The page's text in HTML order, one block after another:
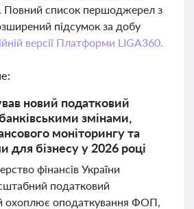
Повний список першоджерел з
підсумок за добу
версії Платформи LIGA360.
новий податковий
змінами,
моніторингу та
для бізнесу у 2026 році
фінансів України
податковий
охоплює оподаткування ФОП,